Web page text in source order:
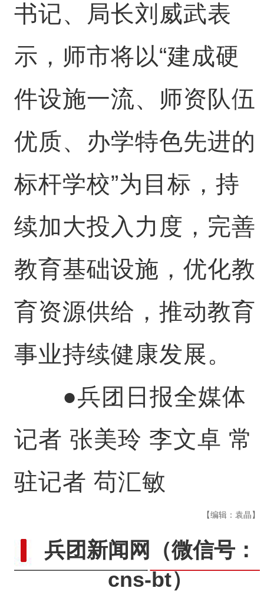
书记、局长刘威武表
示，师市将以“建成硬
件设施一流、师资队伍
优质、办学特色先进的
标杆学校”为目标，持
续加大投入力度，完善
教育基础设施，优化教
育资源供给，推动教育
事业持续健康发展。
●兵团日报全媒体
记者 张美玲 李文卓 常
驻记者 苟汇敏
【编辑：袁晶】
兵团新闻网
（微信号：
cns-bt）